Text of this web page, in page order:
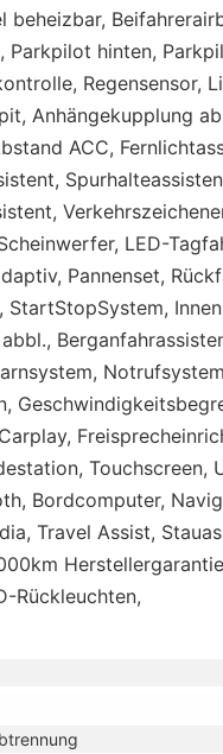
beheizbar,
Parkpilot hinten,
Regensensor,
Anhängekupplung
ACC,
LED-
Pannenset,
StartStopSystem,
Touchscreen,
Bordcomputer,
Travel Assist,
Rückleuchten,